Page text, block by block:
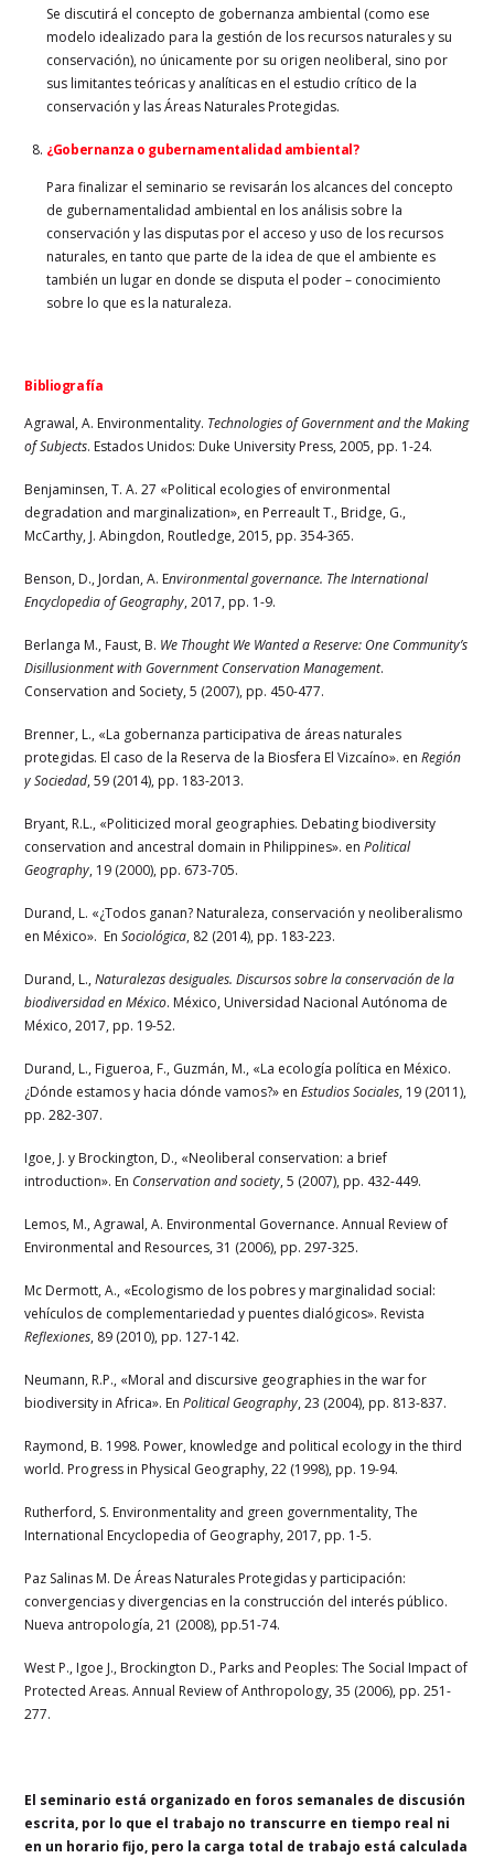
Se discutirá el concepto de gobernanza ambiental (como ese
modelo idealizado para la gestión de los recursos naturales y su
conservación), no únicamente por su origen neoliberal, sino por
sus limitantes teóricas y analíticas en el estudio crítico de la
conservación y las Áreas Naturales Protegidas.
¿Gobernanza o gubernamentalidad ambiental?
Para finalizar el seminario se revisarán los alcances del concepto
de gubernamentalidad ambiental en los análisis sobre la
conservación y las disputas por el acceso y uso de los recursos
naturales, en tanto que parte de la idea de que el ambiente es
también un lugar en donde se disputa el poder – conocimiento
sobre lo que es la naturaleza.
Bibliografía
Agrawal, A. Environmentality. Technologies of Government and the Making
of Subjects. Estados Unidos: Duke University Press, 2005, pp. 1-24.
Benjaminsen, T. A. 27 «Political ecologies of environmental
degradation and marginalization», en Perreault T., Bridge, G.,
McCarthy, J. Abingdon, Routledge, 2015, pp. 354-365.
Benson, D., Jordan, A. Environmental governance. The International
Encyclopedia of Geography, 2017, pp. 1-9.
Berlanga M., Faust, B. We Thought We Wanted a Reserve: One Community’s
Disillusionment with Government Conservation Management.
Conservation and Society, 5 (2007), pp. 450-477.
Brenner, L., «La gobernanza participativa de áreas naturales
protegidas. El caso de la Reserva de la Biosfera El Vizcaíno». en Región
y Sociedad, 59 (2014), pp. 183-2013.
Bryant, R.L., «Politicized moral geographies. Debating biodiversity
conservation and ancestral domain in Philippines». enPolitical
Geography, 19 (2000), pp. 673-705.
Durand, L. «¿Todos ganan? Naturaleza, conservación y neoliberalismo
en México». EnSociológica, 82 (2014), pp. 183-223.
Durand, L.,Naturalezas desiguales. Discursos sobre la conservación de la
biodiversidad en México. México, Universidad Nacional Autónoma de
México, 2017, pp. 19-52.
Durand, L., Figueroa, F., Guzmán, M., «La ecología política en México.
¿Dónde estamos y hacia dónde vamos?» enEstudios Sociales, 19 (2011),
pp. 282-307.
Igoe, J. y Brockington, D., «Neoliberal conservation: a brief
introduction». En Conservation and society, 5 (2007), pp. 432-449.
Lemos, M., Agrawal, A. Environmental Governance. Annual Review of
Environmental and Resources, 31 (2006), pp. 297-325.
Mc Dermott, A., «Ecologismo de los pobres y marginalidad social:
vehículos de complementariedad y puentes dialógicos». Revista
Reflexiones, 89 (2010), pp. 127-142.
Neumann, R.P., «Moral and discursive geographies in the war for
biodiversity in Africa». EnPolitical Geography, 23 (2004), pp. 813-837.
Raymond, B. 1998. Power, knowledge and political ecology in the third
world. Progress in Physical Geography, 22 (1998), pp. 19-94.
Rutherford, S. Environmentality and green governmentality, The
International Encyclopedia of Geography, 2017, pp. 1-5.
Paz Salinas M. De Áreas Naturales Protegidas y participación:
convergencias y divergencias en la construcción del interés público.
Nueva antropología, 21 (2008), pp.51-74.
West P., Igoe J., Brockington D., Parks and Peoples: The Social Impact of
Protected Areas. Annual Review of Anthropology, 35 (2006), pp. 251-
277.
El seminario está organizado en foros semanales de discusión
escrita, por lo que el trabajo no transcurre en tiempo real ni
en un horario fijo, pero la carga total de trabajo está calculada